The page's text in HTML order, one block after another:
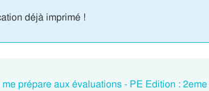
déjà imprimé !
prépare aux évaluations - PE Edition : 2eme